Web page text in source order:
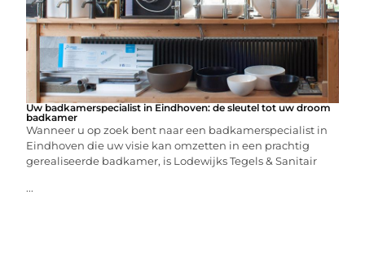
Uw badkamerspecialist in Eindhoven: de sleutel tot uw droom
badkamer
Wanneer u op zoek bent naar een badkamerspecialist in
Eindhoven die uw visie kan omzetten in een prachtig
gerealiseerde badkamer, is Lodewijks Tegels & Sanitair
...